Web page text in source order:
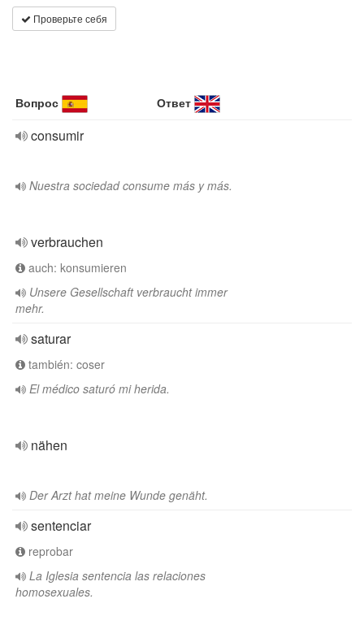
Проверьте себя
Вопрос Ответ
consumir
Nuestra sociedad consume más y más.
verbrauchen
auch: konsumieren
Unsere Gesellschaft verbraucht immer
mehr.
saturar
también: coser
El médico saturó mi herida.
nähen
Der Arzt hat meine Wunde genäht.
sentenciar
reprobar
La Iglesia sentencia las relaciones
homosexuales.